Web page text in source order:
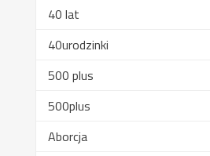
40 lat
40urodzinki
500 plus
500plus
Aborcja